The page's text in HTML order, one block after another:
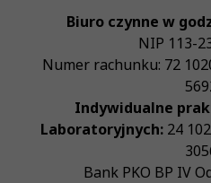
Biuro czynne w
NIP 113-
Numer rachunku: 72
Indywidualne
Laboratoryjnych:24
Bank PKO BP IV